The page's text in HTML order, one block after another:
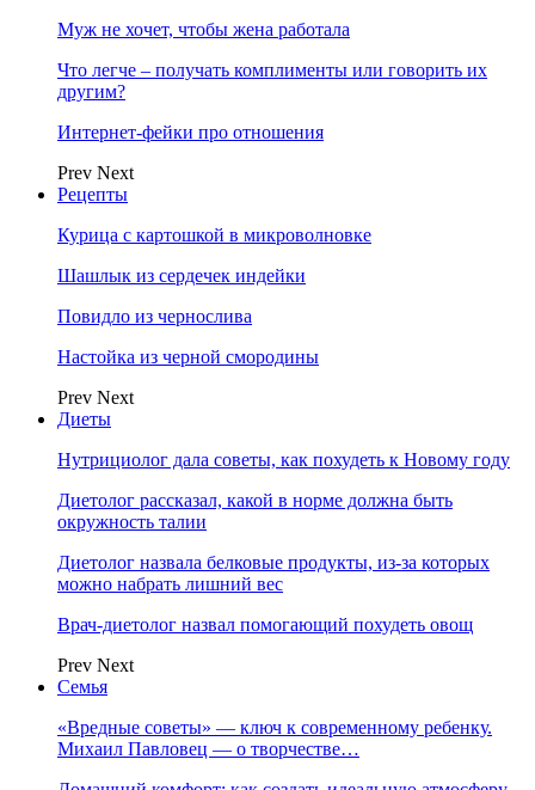
Муж не хочет, чтобы жена работала
Что легче – получать комплименты или говорить их
другим?
Интернет-фейки про отношения
Prev Next
Рецепты
Курица с картошкой в микроволновке
Шашлык из сердечек индейки
Повидло из чернослива
Настойка из черной смородины
Prev Next
Диеты
Нутрициолог дала советы, как похудеть к Новому году
Диетолог рассказал, какой в норме должна быть
окружность талии
Диетолог назвала белковые продукты, из-за которых
можно набрать лишний вес
Врач-диетолог назвал помогающий похудеть овощ
Prev Next
Семья
«Вредные советы» — ключ к современному ребенку.
Михаил Павловец — о творчестве…